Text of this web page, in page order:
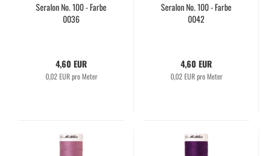
Seralon No. 100 - Farbe
0036
4,60 EUR
0,02 EUR pro Meter
Seralon No. 100 - Farbe
0042
4,60 EUR
0,02 EUR pro Meter